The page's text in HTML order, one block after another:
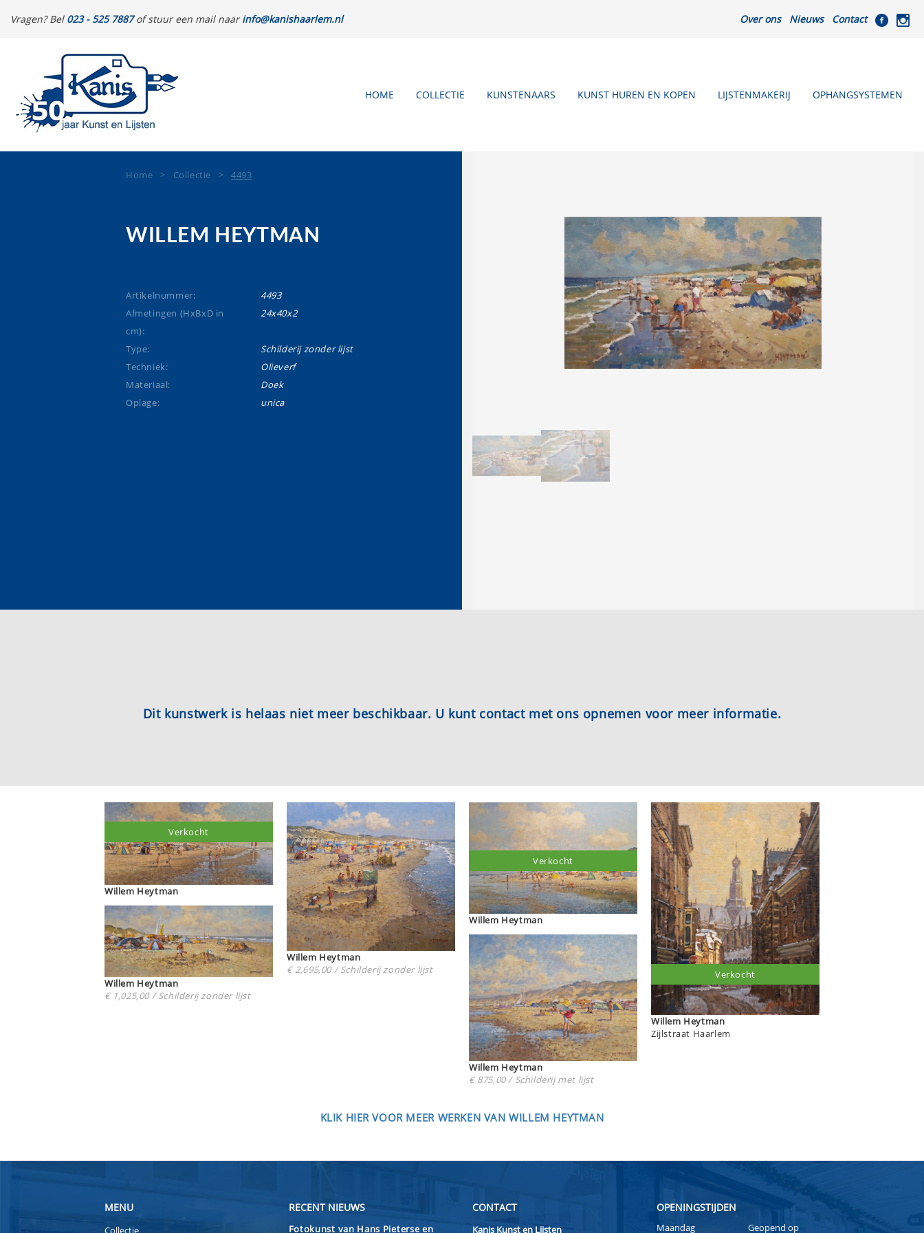
Vragen? Bel 023 - 525 7887of stuur een mail naarinfo@kanishaarlem.nl Over ons Nieuws Contact
HOME COLLECTIE KUNSTENAARS KUNST HUREN EN KOPEN LIJSTENMAKERIJ OPHANGSYSTEMEN
Home > Collectie >4493
WILLEM HEYTMAN
Artikelnummer:
4493
Afmetingen (HxBxD in
cm):
24x40x2
Type:
Schilderij zonder lijst
Techniek:
Olieverf
Materiaal:
Doek
Oplage:
unica
Dit kunstwerk is helaas niet meer beschikbaar. U kunt contact met ons opnemen voor meer informatie.
Willem Heytman
Verkocht
Willem Heytman
€ 1,025,00 / Schilderij zonder lijst
Willem Heytman
€ 2,695,00 / Schilderij zonder lijst
Willem Heytman
Verkocht
Willem Heytman
€ 875,00 / Schilderij met lijst
Willem Heytman
Zijlstraat Haarlem
Verkocht
KLIK HIER VOOR MEER WERKEN VAN WILLEM HEYTMAN
MENU
Collectie
RECENT NIEUWS
Fotokunst van Hans Pieterse en
CONTACT
Kanis Kunst en Lijsten
OPENINGSTIJDEN
Maandag Geopend op